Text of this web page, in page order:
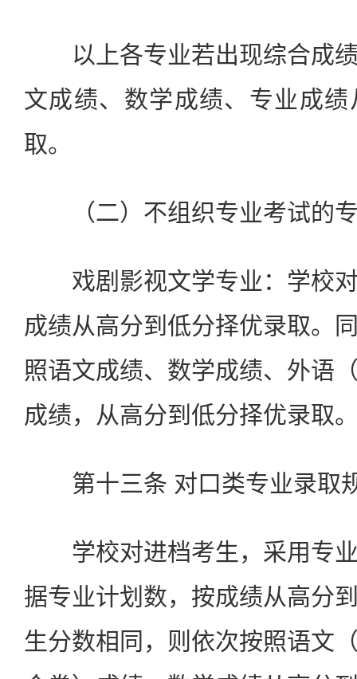
以上各专业若出现综合成绩
文成绩、数学成绩、专业成
取。
（二）不组织专业考试的
戏剧影视文学专业：学校对
成绩从高分到低分择优录取。
照语文成绩、数学成绩、外语
成绩，从高分到低分择优录取
第十三条 对口类专业录取
学校对进档考生，采用专业
据专业计划数，按成绩从高分
生分数相同，则依次按照语文